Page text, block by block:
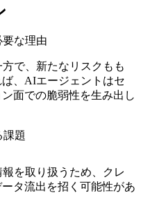
な理由
で、新たなリスクもも
、AIエージェントはセ
面での脆弱性を生み出し
題
を取り扱うため、クレ
タ流出を招く可能性があ